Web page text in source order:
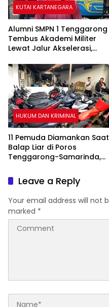
KUTAI KARTANEGARA
Alumni SMPN 1 Tenggarong
Tembus Akademi Militer
Lewat Jalur Akselerasi,
HUKUM DAN KRIMINAL
11 Pemuda Diamankan Saat
Balap Liar di Poros
Tenggarong-Samarinda,
BulanLeave a Reply
Your email address will not
marked *